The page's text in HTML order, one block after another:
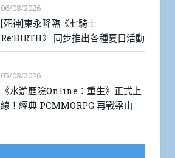
06/08/2026
[死神]東永降臨《七騎士
Re:BIRTH》 同步推出各種夏日活動
05/08/2026
《水滸歷險Online：重生》正式上
線！經典 PCMMORPG 再戰梁山